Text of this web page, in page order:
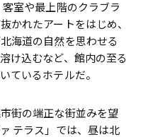
室や最上階のクラブラ
かれたアートをはじめ、
海道の自然を思わせる
け込むなど、館内の至る
ているホテルだ。
街の端正な街並みを望
テラス」では、昼は北